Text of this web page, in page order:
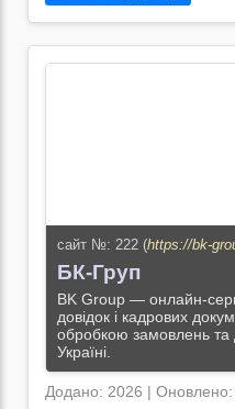
універсальна
Перейти на сайт →
сайт №: 222 (https://bk-
БК-Груп
BK Group — онлайн-
довідок і кадрових
обробкою замовлень та
Україні.
Додано: 2026 |